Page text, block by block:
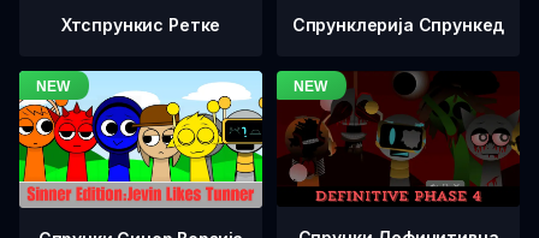
Хтспрункис Ретке Спрунклерија Спрункед